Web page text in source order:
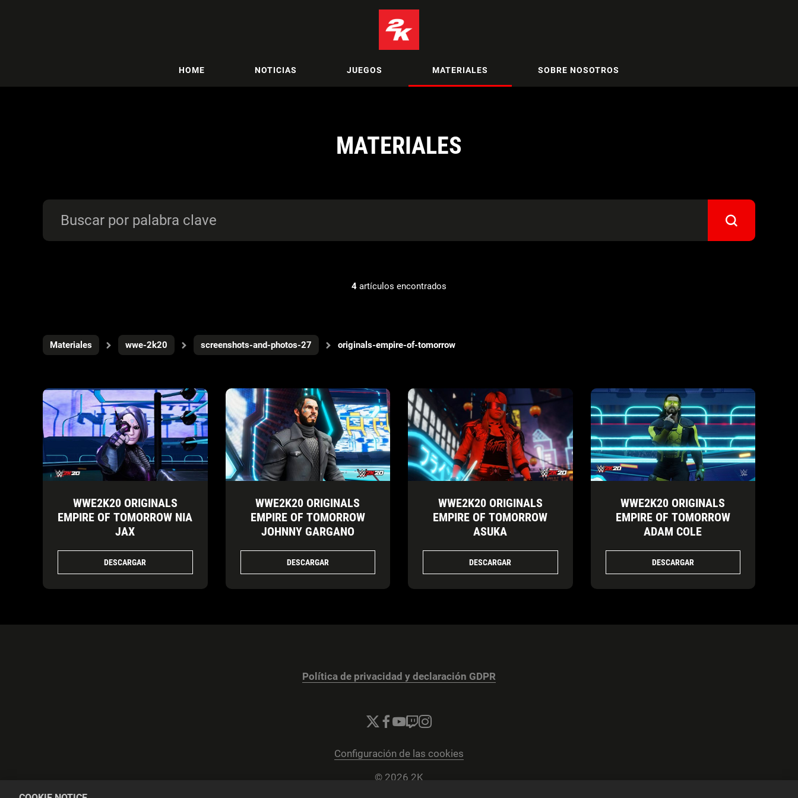
HOME NOTICIAS JUEGOS MATERIALES SOBRE NOSOTROS
MATERIALES
4 artículos encontrados
Materiales wwe-2k20 screenshots-and-photos-27 originals-empire-of-tomorrow
WWE2K20 ORIGINALS
EMPIRE OF TOMORROW NIA
JAX
DESCARGAR
WWE2K20 ORIGINALS
EMPIRE OF TOMORROW
JOHNNY GARGANO
DESCARGAR
WWE2K20 ORIGINALS
EMPIRE OF TOMORROW
ASUKA
DESCARGAR
WWE2K20 ORIGINALS
EMPIRE OF TOMORROW
ADAM COLE
DESCARGAR
Política de privacidad y declaración GDPR
Configuración de las cookies
© 2026 2K